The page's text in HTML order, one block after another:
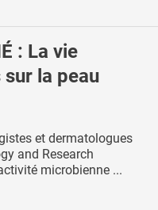
: La vie
la peau
et dermatologues
and Research
microbienne ...